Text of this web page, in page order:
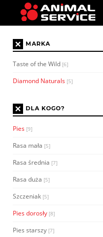
× MARKA
Taste of the Wild [6]
Diamond Naturals [5]
× DLA KOGO?
Pies [9]
Rasa mała [5]
Rasa średnia [7]
Rasa duża [5]
Szczeniak [5]
Pies dorosły [8]
Pies starszy [7]